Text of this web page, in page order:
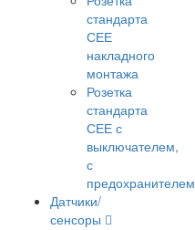
стандарта
СЕЕ
накладного
монтажа
Розетка
стандарта
СЕЕ с
выключателем,
с
предохранителем
Датчики/
сенсоры